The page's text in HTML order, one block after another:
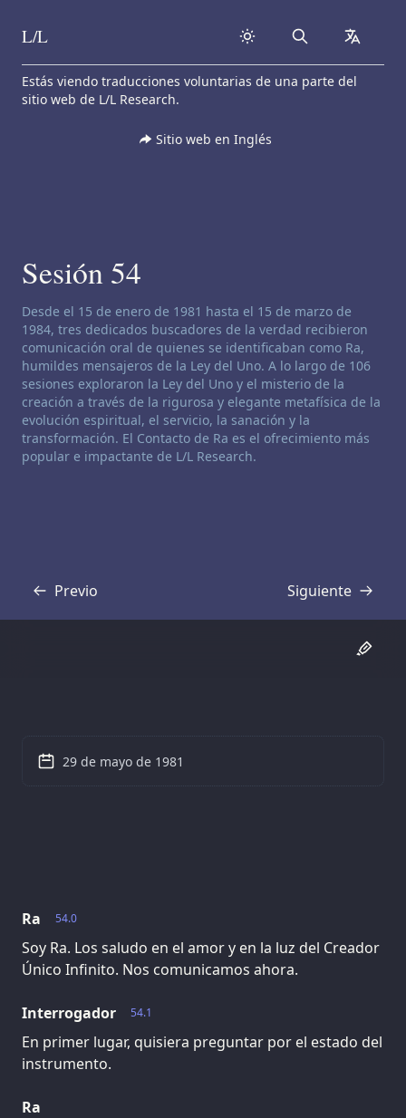
Skip to content
L/L Search
Estás viendo traducciones voluntarias de una parte del
sitio web de L/L Research.
Sitio web en Inglés
Sesión 54
Descargo de responsabilidad de canalización:
Desde el 15 de enero de 1981 hasta el 15 de marzo de
1984, tres dedicados buscadores de la verdad recibieron
comunicación oral de quienes se identificaban como Ra,
humildes mensajeros de la Ley del Uno. A lo largo de 106
sesiones exploraron la Ley del Uno y el misterio de la
creación a través de la rigurosa y elegante metafísica de la
evolución espiritual, el servicio, la sanación y la
transformación. El Contacto de Ra es el ofrecimiento más
popular e impactante de L/L Research.
Previo
Transcripción Siguiente
Transcripción
54.0
Ra
Soy Ra. Los saludo en el amor y en la luz del Creador
Único Infinito. Nos comunicamos ahora.
54.1
Interrogador
En primer lugar, quisiera preguntar por el estado del
instrumento.
Ra
29 de mayo de 1981